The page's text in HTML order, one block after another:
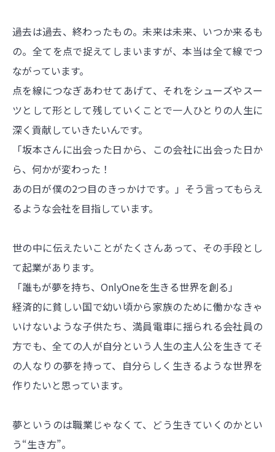
過去は過去、終わったもの。未来は未来、いつか来るも
の。全てを点で捉えてしまいますが、本当は全て線でつ
ながっています。
点を線につなぎあわせてあげて、それをシューズやスー
ツとして形として残していくことで一人ひとりの人生に
深く貢献していきたいんです。
「坂本さんに出会った日から、この会社に出会った日か
ら、何かが変わった！
あの日が僕の2つ目のきっかけです。」そう言ってもらえ
るような会社を目指しています。
世の中に伝えたいことがたくさんあって、その手段とし
て起業があります。
「誰もが夢を持ち、OnlyOneを生きる世界を創る」
経済的に貧しい国で幼い頃から家族のために働かなきゃ
いけないような子供たち、 満員電車に揺られる会社員の
方でも、全ての人が自分という人生の主人公を生きてそ
の人なりの夢を持って、自分らしく生きるような世界を
作りたいと思っています。
夢というのは職業じゃなくて、どう生きていくのかとい
う“生き方”。